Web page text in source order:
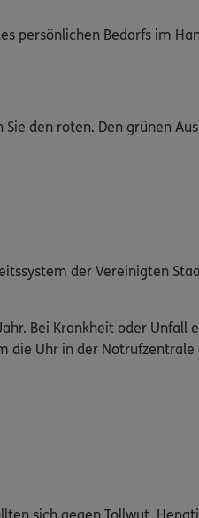
persönlichen Bedarfs im
den roten. Den grünen
der Vereinigten
Bei Krankheit oder Unfall
die Uhr in der Notrufzentrale